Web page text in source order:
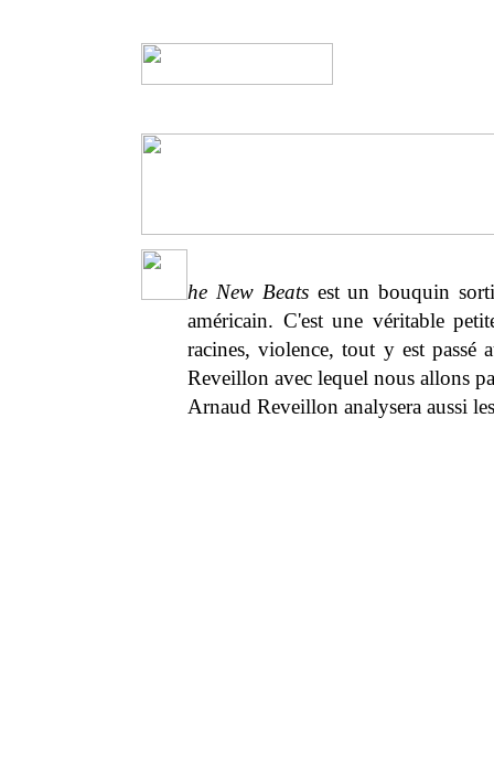
he New Beatsest un bouquin
américain. C'est une véritable
racines, violence, tout y est passé
Reveillon avec lequel nous allons
Arnaud Reveillon analysera aussi